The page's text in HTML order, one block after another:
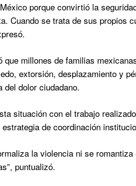
porque convirtió la
Cuando se trata de sus propios
que millones de familias
extorsión, desplazamiento y
del dolor ciudadano.
situación con el trabajo
de coordinación
la violencia ni se
puntualizó.